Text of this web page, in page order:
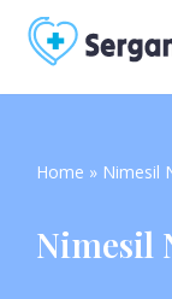
Skip
to
Home » Nimesil
Nimesil